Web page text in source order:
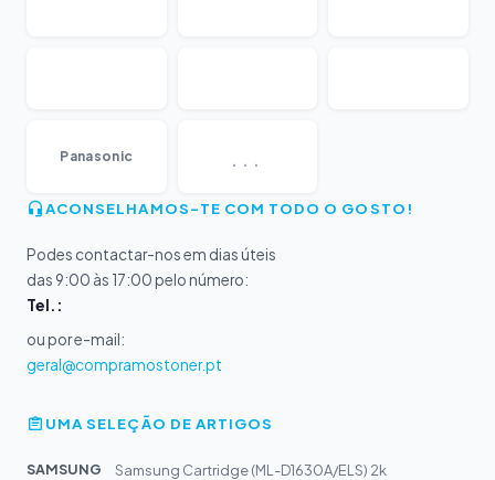
Panasonic ...
ACONSELHAMOS-TE COM TODO O GOSTO!
Podes contactar-nos em dias úteis
das 9:00 às 17:00 pelo número:
Tel.:
ou por e-mail:
geral@compramostoner.pt
UMA SELEÇÃO DE ARTIGOS
SAMSUNG
Samsung Cartridge (ML-D1630A/ELS) 2k